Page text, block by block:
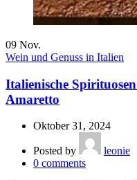
09 Nov.
Wein und Genuss in Italien
Italienische
Amaretto
Oktober 31, 2024
Posted by
leonie
0 comments